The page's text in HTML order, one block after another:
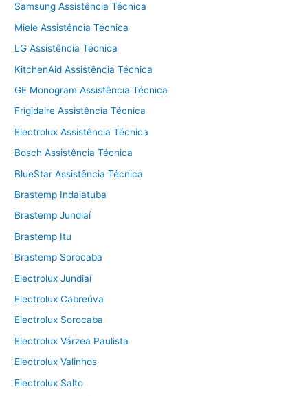
Samsung Assistência Técnica
Miele Assistência Técnica
LG Assistência Técnica
KitchenAid Assistência Técnica
GE Monogram Assistência Técnica
Frigidaire Assistência Técnica
Electrolux Assistência Técnica
Bosch Assistência Técnica
BlueStar Assistência Técnica
Brastemp Indaiatuba
Brastemp Jundiaí
Brastemp Itu
Brastemp Sorocaba
Electrolux Jundiaí
Electrolux Cabreúva
Electrolux Sorocaba
Electrolux Várzea Paulista
Electrolux Valinhos
Electrolux Salto